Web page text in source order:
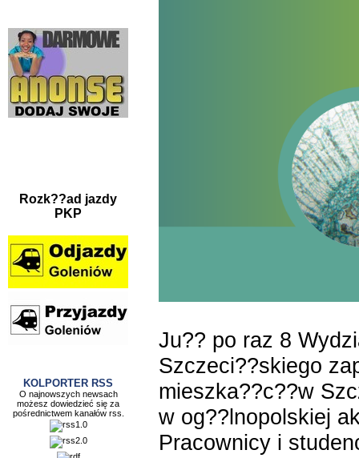
Rozk??ad jazdy
PKP
KOLPORTER RSS
O najnowszych newsach
możesz dowiedzieć się za
pośrednictwem kanałów rss.
Ju?? po raz 8
Szczeci??skiego
mieszka??c??w
w og??lnopolskiej
Pracownicy i